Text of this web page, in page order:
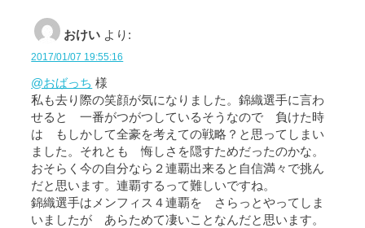
おけい より:
2017/01/07 19:55:16
@おばっち 様
私も去り際の笑顔が気になりました。錦織選手に言わ
せると 一番がつがつしているそうなので 負けた時
は もしかして全豪を考えての戦略？と思ってしまい
ました。それとも 悔しさを隠すためだったのかな。
おそらく今の自分なら２連覇出来ると自信満々で挑ん
だと思います。連覇するって難しいですね。
錦織選手はメンフィス４連覇を さらっとやってしま
いましたが あらためて凄いことなんだと思います。